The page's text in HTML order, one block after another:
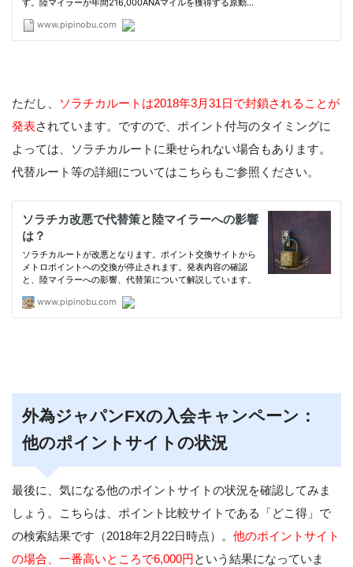
ただし、
ソラチカルートは2018年3月31日で封鎖されることが
発表されています。ですので、ポイント付与のタイミングに
よっては、ソラチカルートに乗せられない場合もあります。
代替ルート等の詳細についてはこちらもご参照ください。
外為ジャパンFXの入会キャンペーン：
他のポイントサイトの状況
最後に、気になる他のポイントサイトの状況を確認してみま
しょう。こちらは、ポイント比較サイトである「どこ得」で
の検索結果です（2018年2月22日時点）。 他のポイントサイト
の場合、一番高いところで6,000円という結果になっていま